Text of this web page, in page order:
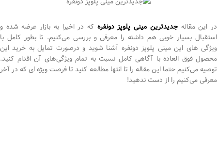
در این مقالهجدیدترین مینی پلوپز دونفره که در اخیرا به بازار عرضه شده و
استقبال بسیار خوبی هم داشته را معرفی و بررسی می‌کنیم. تا بطور کامل با
ویژگی های این مینی پلوپز دونفره آشنا شوید و درصورت تمایل به خرید این
محصول فوق العاده با آگاهی کامل نسبت به تمام ویژگی‌های آن اقدام کنید.
توصیه می‌کنیم حتما این مقاله را تا انتها مطالعه کنید تا فرصت ویژه ای که در آخر
معرفی می‌کنیم را از دست ندهید!